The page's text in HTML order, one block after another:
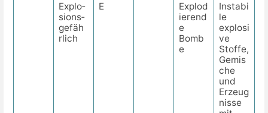
Explo­
sions­
gefäh
r­lich
E
Explod
ierend
e
Bomb
e
Instabi
le
explosi
ve
Stoffe,
Gemis
che
und
Erzeug
nisse